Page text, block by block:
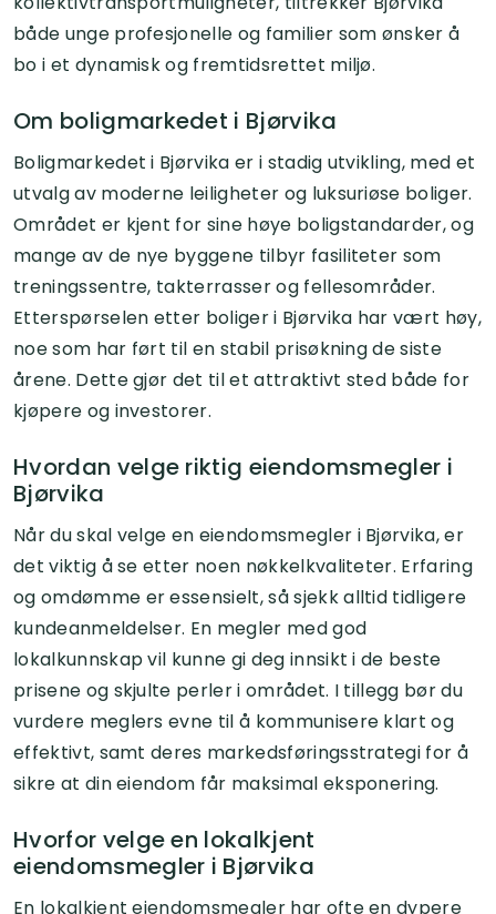
både unge profesjonelle og familier som ønsker å
bo i et dynamisk og fremtidsrettet miljø.
Om boligmarkedet i Bjørvika
Boligmarkedet i Bjørvika er i stadig utvikling, med et
utvalg av moderne leiligheter og luksuriøse boliger.
Området er kjent for sine høye boligstandarder, og
mange av de nye byggene tilbyr fasiliteter som
treningssentre, takterrasser og fellesområder.
Etterspørselen etter boliger i Bjørvika har vært høy,
noe som har ført til en stabil prisøkning de siste
årene. Dette gjør det til et attraktivt sted både for
kjøpere og investorer.
Hvordan velge riktig eiendomsmegler i
Bjørvika
Når du skal velge en eiendomsmegler i Bjørvika, er
det viktig å se etter noen nøkkelkvaliteter. Erfaring
og omdømme er essensielt, så sjekk alltid tidligere
kundeanmeldelser. En megler med god
lokalkunnskap vil kunne gi deg innsikt i de beste
prisene og skjulte perler i området. I tillegg bør du
vurdere meglers evne til å kommunisere klart og
effektivt, samt deres markedsføringsstrategi for å
sikre at din eiendom får maksimal eksponering.
Hvorfor velge en lokalkjent
eiendomsmegler i Bjørvika
En lokalkjent eiendomsmegler har ofte en dypere